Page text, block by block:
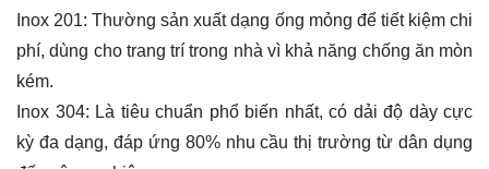
Inox 201: Thường sản xuất dạng ống mỏng để tiết kiệm chi
phí, dùng cho trang trí trong nhà vì khả năng chống ăn mòn
kém.
Inox 304: Là tiêu chuẩn phổ biến nhất, có dải độ dày cực
kỳ đa dạng, đáp ứng 80% nhu cầu thị trường từ dân dụng